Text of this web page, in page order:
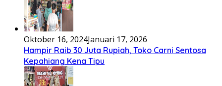
Oktober 16, 2024Januari 17, 2026
Hampir Raib 30 Juta Rupiah, Toko Carni Sentosa
Kepahiang Kena Tipu